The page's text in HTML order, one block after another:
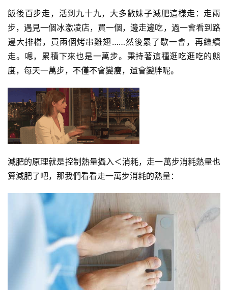
減
脂
飯後百步走，活到九十九，大多數妹子減肥這樣走：走兩
步，遇見一個冰激凌店，買一個，邊走邊吃，過一會看到路
邊大排檔，買兩個烤串雞翅……然後累了歇一會，再繼續
走。嗯，累積下來也是一萬步。秉持著這種逛吃逛吃的態
度，每天一萬步，不僅不會變瘦，還會變胖呢。
減肥的原理就是控制熱量攝入＜消耗，走一萬步消耗熱量也
算減肥了吧，那我們看看走一萬步消耗的熱量：